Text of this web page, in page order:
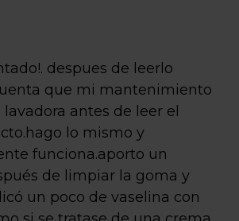
despues de leerlo
que mi mantenimiento
antes de leer el
lo mismo y
funciona.aporto un
de limpiar la goma y
un poco de vaselina con